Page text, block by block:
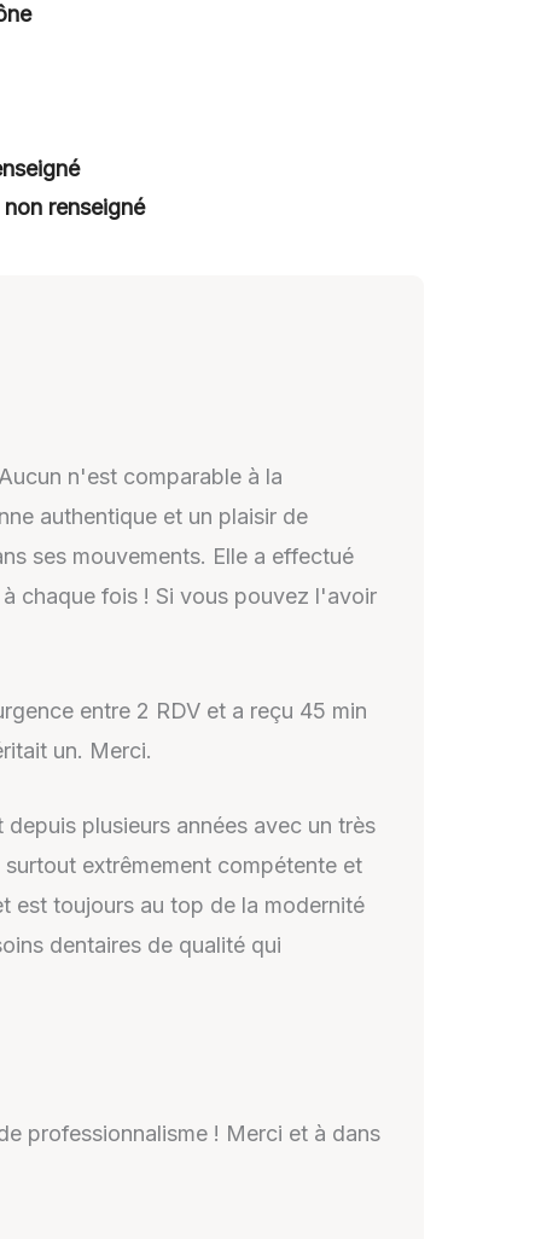
non renseigné
n'est comparable à la
authentique et un plaisir de
ses mouvements. Elle a effectué
chaque fois ! Si vous pouvez l'avoir
entre 2 RDV et a reçu 45 min
un. Merci.
plusieurs années avec un très
extrêmement compétente et
est toujours au top de la modernité
dentaires de qualité qui
professionnalisme ! Merci et à dans